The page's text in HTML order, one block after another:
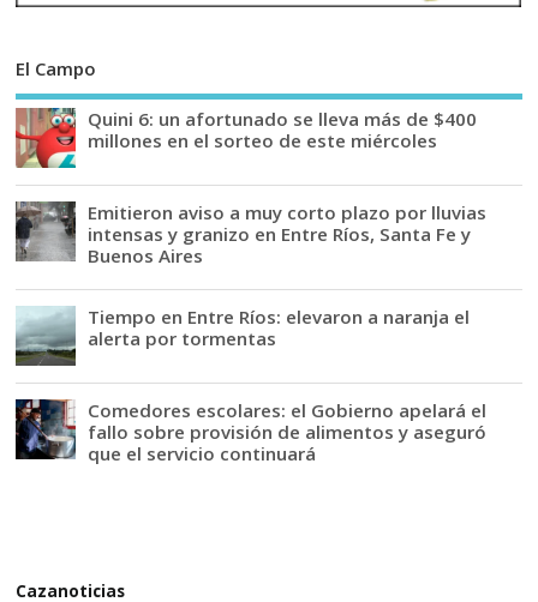
El Campo
Quini 6: un afortunado se lleva más de $400
millones en el sorteo de este miércoles
Emitieron aviso a muy corto plazo por lluvias
intensas y granizo en Entre Ríos, Santa Fe y
Buenos Aires
Tiempo en Entre Ríos: elevaron a naranja el
alerta por tormentas
Comedores escolares: el Gobierno apelará el
fallo sobre provisión de alimentos y aseguró
que el servicio continuará
Cazanoticias